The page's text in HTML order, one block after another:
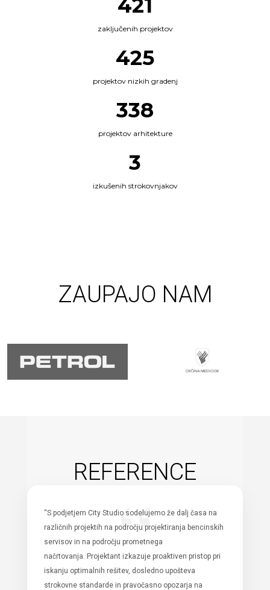
461
zaključenih projektov
466
projektov nizkih gradenj
372
projektov arhitekture
4
izkušenih strokovnjakov
ZAUPAJO NAM
REFERENCE
“
“S podjetjem City Studio sodelujemo že dalj časa na
različnih projektih na področju projektiranja bencinskih
servisov in na področju prometnega
načrtovanja. Projektant izkazuje proaktiven pristop pri
iskanju optimalnih rešitev, dosledno upošteva
strokovne standarde in pravočasno opozarja na